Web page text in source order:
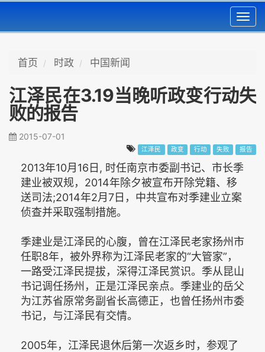
首页 时政 中国新闻
江泽民在3.19当晚听政变行动失
败的报告
2015-07-01
江泽民 政变 行动 失败 报告
2013年10月16日, 时任南京市委副书记、市长季
建业被双规，2014年除夕被宣布开除党籍、移
送司法;2014年2月7日，中共宣布对季建业立案
侦查并采取强制措施。
季建业是江泽民的心腹，曾在江泽民老家扬州市
任职8年，被外界称为江泽民老家的“大管家”，
一路受江泽民提拔，深得江泽民赏识。季从昆山
书记调任扬州，正是江泽民亲点。季建业的岳父
为江苏省原常务副省长高德正，也曾任扬州市委
书记，与江泽民有交情。
2005年，江泽民退休后第一次返乡时，参观了